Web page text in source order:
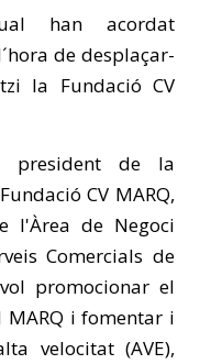
han acordat
de desplaçar-
la Fundació CV
president de la
CV MARQ,
l'Àrea de Negoci
Comercials de
promocionar el
i fomentar i
velocitat (AVE),